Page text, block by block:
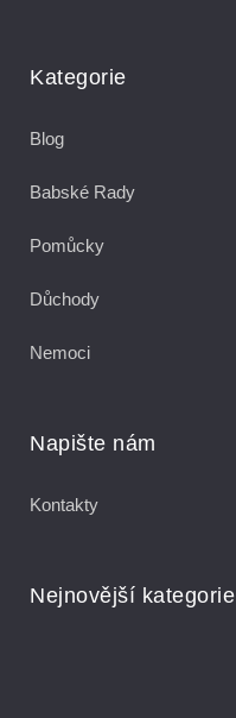
Kategorie
Blog
Babské Rady
Pomůcky
Důchody
Nemoci
Napište nám
Kontakty
Nejnovější kategorie